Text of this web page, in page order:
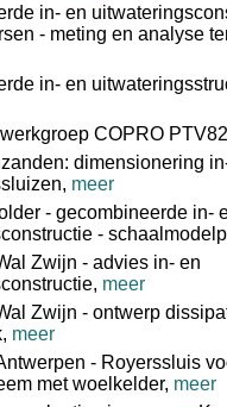
in- en
- meting en analyse
in- en
COPRO
dimensionering
meer
- gecombineerde in-
-
Zwijn - advies in- en
meer
Zwijn - ontwerp
meer
- Royerssluis
met woelkelder, meer